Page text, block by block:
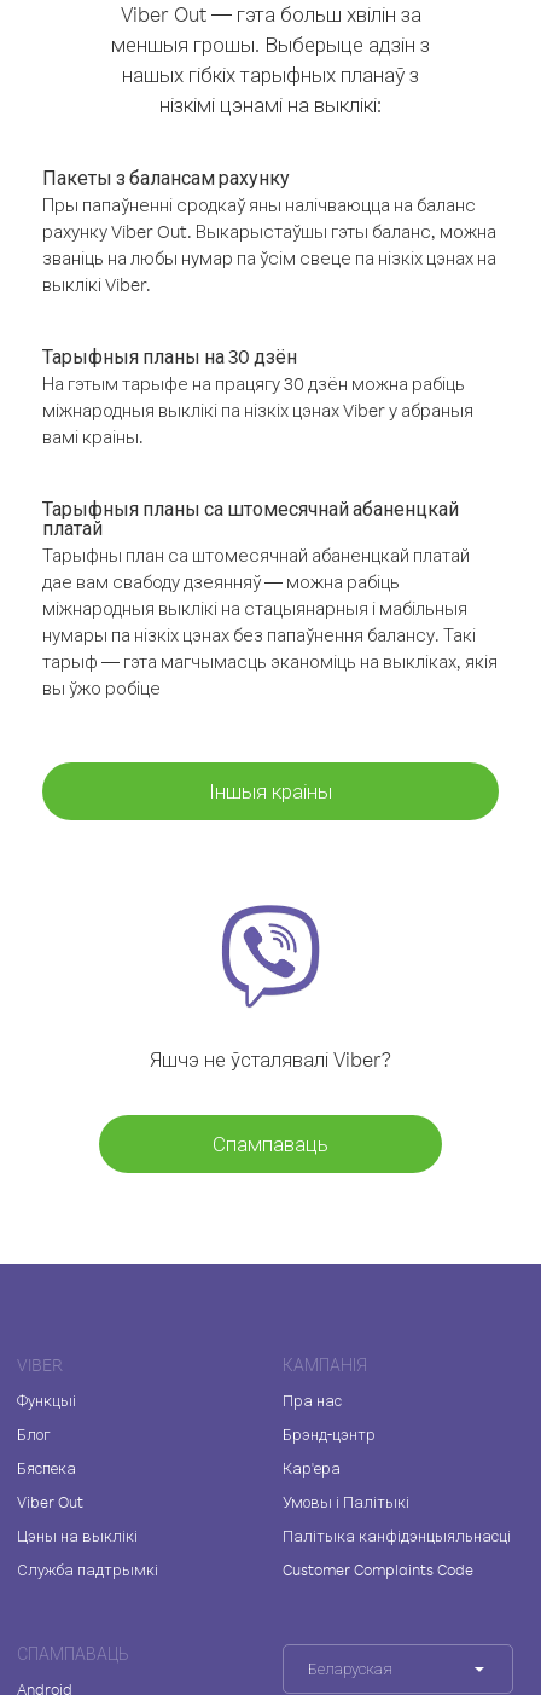
Viber Out — гэта больш хвілін за
меншыя грошы. Выберыце адзін з
нашых гібкіх тарыфных планаў з
нізкімі цэнамі на выклікі:
Пакеты з балансам рахунку
Пры папаўненні сродкаў яны налічваюцца на баланс
рахунку Viber Out. Выкарыстаўшы гэты баланс, можна
званіць на любы нумар па ўсім свеце па нізкіх цэнах на
выклікі Viber.
Тарыфныя планы на 30 дзён
На гэтым тарыфе на працягу 30 дзён можна рабіць
міжнародныя выклікі па нізкіх цэнах Viber у абраныя
вамі краіны.
Тарыфныя планы са штомесячнай абаненцкай
платай
Тарыфны план са штомесячнай абаненцкай платай
дае вам свабоду дзеянняў — можна рабіць
міжнародныя выклікі на стацыянарныя і мабільныя
нумары па нізкіх цэнах без папаўнення балансу. Такі
тарыф — гэта магчымасць эканоміць на выкліках, якія
вы ўжо робіце
Іншыя краіны
Яшчэ не ўсталявалі Viber?
Спампаваць
VIBER
Функцыі
Блог
Бяспека
Viber Out
Цэны на выклікі
Служба падтрымкі
КАМПАНІЯ
Пра нас
Брэнд-цэнтр
Кар'ера
Умовы і Палітыкі
Палітыка канфідэнцыяльнасці
Customer Complaints Code
СПАМПАВАЦЬ
Android
Беларуская